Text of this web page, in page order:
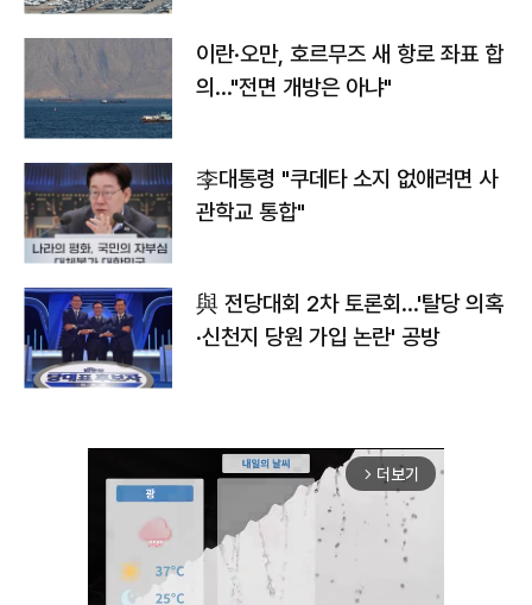
이란·오만, 호르무즈 새 항로 좌표 합
의…"전면 개방은 아냐"
李대통령 "쿠데타 소지 없애려면 사
관학교 통합"
與 전당대회 2차 토론회…'탈당 의혹
·신천지 당원 가입 논란' 공방
arrow_forward_ios 더보기